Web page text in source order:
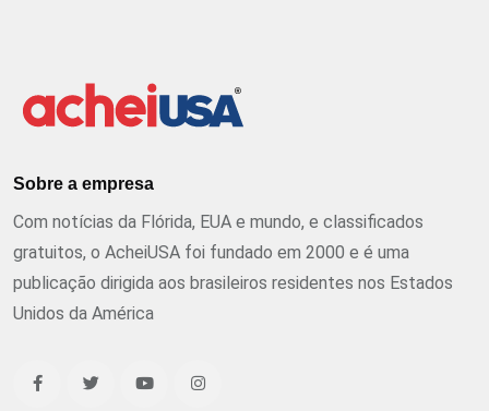
Sobre a empresa
Com notícias da Flórida, EUA e mundo, e classificados
gratuitos, o AcheiUSA foi fundado em 2000 e é uma
publicação dirigida aos brasileiros residentes nos Estados
Unidos da América